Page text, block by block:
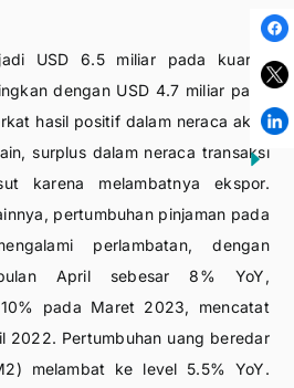
USD 6.5 miliar pada kuartal
dengan USD 4.7 miliar pada
hasil positif dalam neraca akun
surplus dalam neraca transaksi
karena melambatnya ekspor.
pertumbuhan pinjaman pada
perlambatan, dengan
April sebesar 8% YoY,
pada Maret 2023, mencatat
2022. Pertumbuhan uang beredar
melambat ke level 5.5% YoY.